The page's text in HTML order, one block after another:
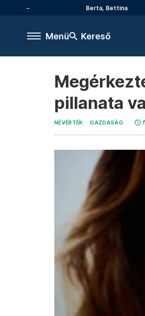
Berta, Bettina
Menü Kereső
pillanata
NÉVÉRTÉK GAZDASÁG